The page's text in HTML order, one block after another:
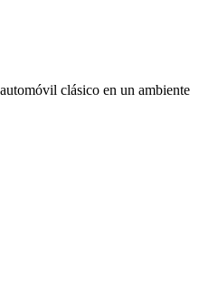
clásico en un ambiente